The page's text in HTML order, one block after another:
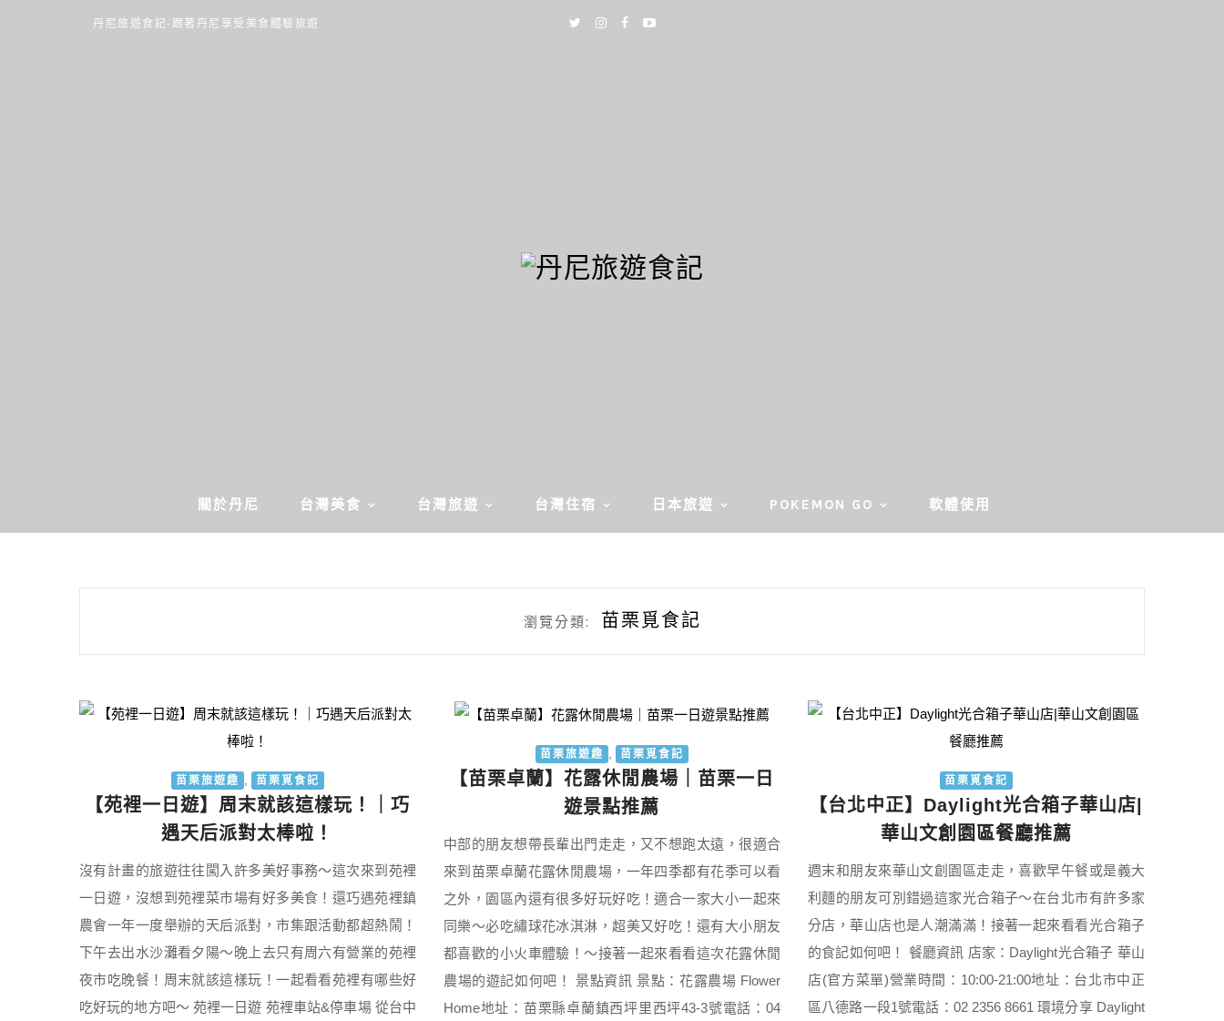
丹尼旅遊食記-跟著丹尼享受美食體驗旅遊
關於丹尼 台灣美食 台灣旅遊 台灣住宿 日本旅遊 POKEMON GO 軟體使用
瀏覽分類: 苗栗覓食記
苗栗旅遊趣 苗栗覓食記
【苑裡一日遊】周末就該這樣玩！｜巧
遇天后派對太棒啦！
沒有計畫的旅遊往往闖入許多美好事務～這次來到苑裡
一日遊，沒想到苑裡菜市場有好多美食！還巧遇苑裡鎮
農會一年一度舉辦的天后派對，市集跟活動都超熱鬧！
下午去出水沙灘看夕陽～晚上去只有周六有營業的苑裡
夜市吃晚餐！周末就該這樣玩！一起看看苑裡有哪些好
吃好玩的地方吧～ 苑裡一日遊 苑裡車站&停車場 從台中
苗栗旅遊趣 苗栗覓食記
【苗栗卓蘭】花露休閒農場｜苗栗一日
遊景點推薦
中部的朋友想帶長輩出門走走，又不想跑太遠，很適合
來到苗栗卓蘭花露休閒農場，一年四季都有花季可以看
之外，園區內還有很多好玩好吃！適合一家大小一起來
同樂～必吃繡球花冰淇淋，超美又好吃！還有大小朋友
都喜歡的小火車體驗！～接著一起來看看這次花露休閒
農場的遊記如何吧！ 景點資訊 景點：花露農場 Flower
Home地址：苗栗縣卓蘭鎮西坪里西坪43-3號電話：04
苗栗覓食記
【台北中正】Daylight光合箱子華山店|
華山文創園區餐廳推薦
週末和朋友來華山文創園區走走，喜歡早午餐或是義大
利麵的朋友可別錯過這家光合箱子～在台北市有許多家
分店，華山店也是人潮滿滿！接著一起來看看光合箱子
的食記如何吧！ 餐廳資訊 店家：Daylight光合箱子 華山
店(官方菜單)營業時間：10:00-21:00地址：台北市中正
區八德路一段1號電話：02 2356 8661 環境分享 Daylight